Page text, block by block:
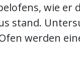
wie er
stand.
werden